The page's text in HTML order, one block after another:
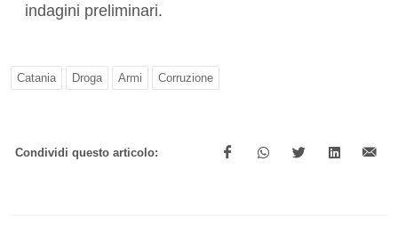
indagini preliminari.
Catania Droga Armi Corruzione
Condividi questo articolo: